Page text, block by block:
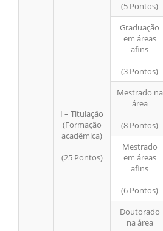
I – Titulação
(Formação
acadêmica)
(25 Pontos)
(5 Pontos)
Graduação
em áreas
afins
(3 Pontos)
Mestrado na
área
(8 Pontos)
Mestrado
em áreas
afins
(6 Pontos)
Doutorado
na área